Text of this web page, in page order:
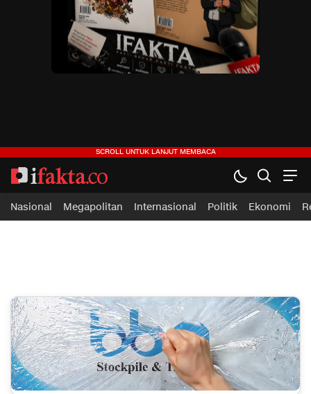
ifakta.co
#pastibenar
Nasional Megapolitan Internasional Politik Ekonomi